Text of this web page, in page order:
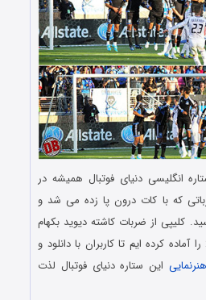
انگلیسی دنیای فوتبال همیشه در
که با کات درون پا زده می شد و
کلیپی از ضربات کاشته دیوید بکهام
از سال 1993 تا سال 2013 را آماده کرده ایم تا کاربران با دانلود و
هنرنمایی این ستاره دنیای فوتبال لذت